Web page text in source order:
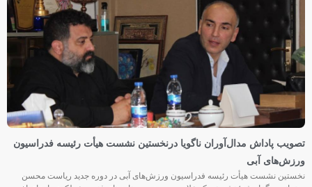
تصویب پاداش مدال‌آوران ناگویا درنخستین نشست هیأت رئیسه فدراسیون
ورزش‌های آبی
نخستین نشست هیأت رئیسه فدراسیون ورزش‌های آبی در دوره جدید ریاست محسن